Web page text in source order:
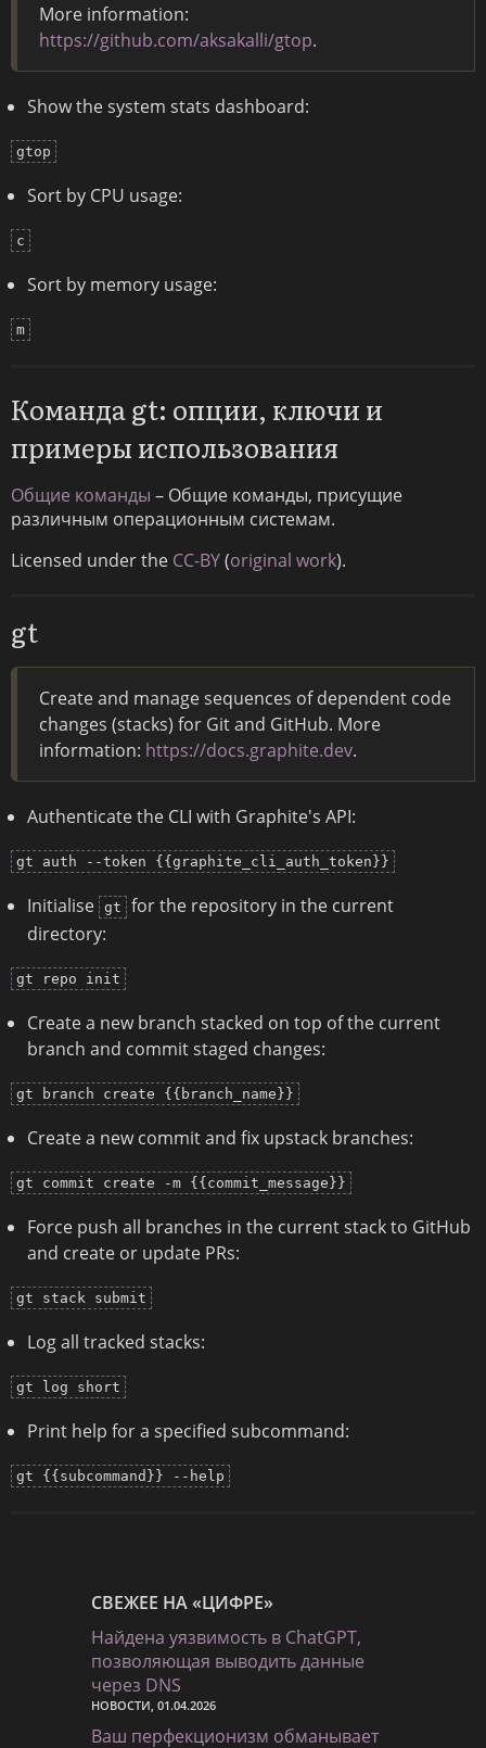
More information:
https://github.com/aksakalli/gtop.
Show the system stats dashboard:
gtop
Sort by CPU usage:
c
Sort by memory usage:
m
Команда gt: опции, ключи и
примеры использования
Общие команды – Общие команды, присущие
различным операционным системам.
Licensed under the CC-BY(original work).
gt
Create and manage sequences of dependent code
changes (stacks) for Git and GitHub. More
information: https://docs.graphite.dev.
Authenticate the CLI with Graphite's API:
gt auth --token {{graphite_cli_auth_token}}
Initialise gt
for the repository in the current
directory:
gt repo init
Create a new branch stacked on top of the current
branch and commit staged changes:
gt branch create {{branch_name}}
Create a new commit and fix upstack branches:
gt commit create -m {{commit_message}}
Force push all branches in the current stack to GitHub
and create or update PRs:
gt stack submit
Log all tracked stacks:
gt log short
Print help for a specified subcommand:
gt {{subcommand}} --help
СВЕЖЕЕ НА «ЦИФРЕ»
Найдена уязвимость в ChatGPT,
позволяющая выводить данные
через DNS
НОВОСТИ, 01.04.2026
Ваш перфекционизм обманывает